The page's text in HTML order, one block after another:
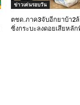
ข่าวเด่นรอบวัน
ตชด.ภาค3จับอีกยาบ้า2
ซิ่งกระบะลงดอยเสียหลั